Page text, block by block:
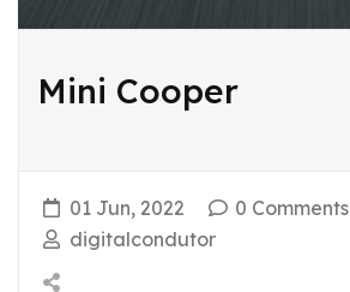
Mini Cooper
01 Jun, 2022
0 Comments
digitalcondutor